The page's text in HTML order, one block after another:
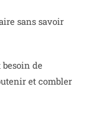
sans savoir
de
et combler